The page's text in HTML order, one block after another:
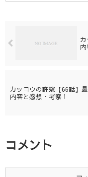
内
カッコウの許嫁【66話】
内容と感想・考察！
コメント